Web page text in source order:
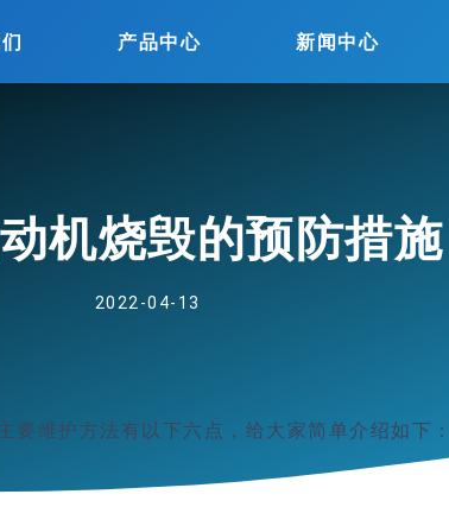
产品中心 新闻中心
机烧毁的预防措施
2022-04-13
维护方法有以下六点，给大家简单介绍如下：